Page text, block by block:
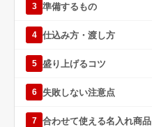
3 準備するもの
4 仕込み方・渡し方
5 盛り上げるコツ
6 失敗しない注意点
7 合わせて使える名入れ商品